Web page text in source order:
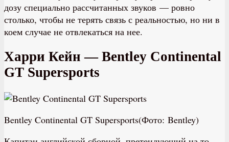
дозу специально рассчитанных звуков — ровно
столько, чтобы не терять связь с реальностью, но ни в
коем случае не отвлекаться на нее.
Харри Кейн — Bentley Continental
GT Supersports
Bentley Continental GT Supersports(Фото: Bentley)